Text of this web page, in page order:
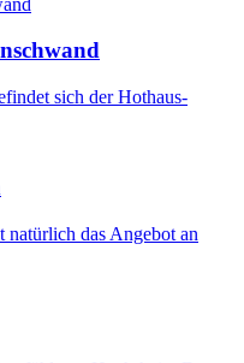
sich der Hothaus-
das Angebot an